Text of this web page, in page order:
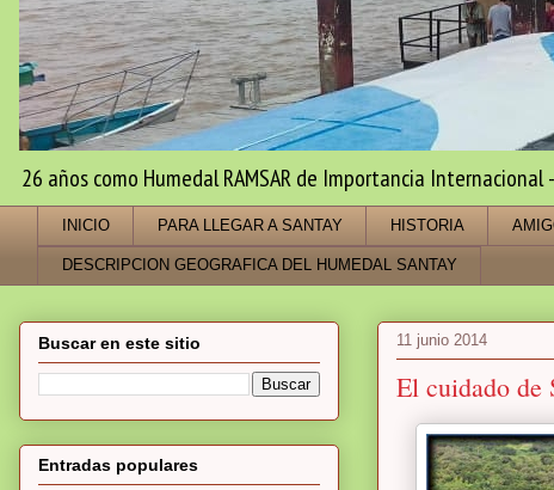
26 años como Humedal RAMSAR de Importancia
INICIO PARA LLEGAR A SANTAY HISTORIA
DESCRIPCION GEOGRAFICA DEL HUMEDAL SANTAY
11 junio 2014
El cuidado de
Buscar en este sitio
Entradas populares